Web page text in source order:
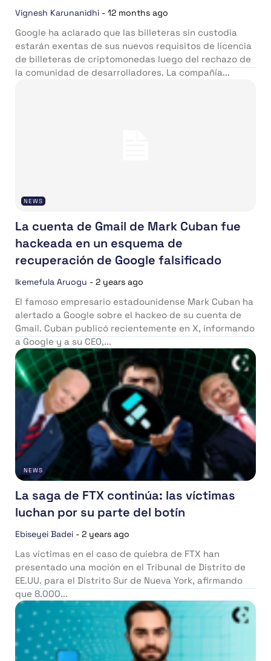
Vignesh Karunanidhi - 12 months ago
Google ha aclarado que las billeteras sin custodia
estarán exentas de sus nuevos requisitos de licencia
de billeteras de criptomonedas luego del rechazo de
la comunidad de desarrolladores. La compañía...
NEWS
La cuenta de Gmail de Mark Cuban fue
hackeada en un esquema de
recuperación de Google falsificado
Ikemefula Aruogu - 2 years ago
El famoso empresario estadounidense Mark Cuban ha
alertado a Google sobre el hackeo de su cuenta de
Gmail. Cuban publicó recientemente en X, informando
a Google y a su CEO,...
NEWS
La saga de FTX continúa: las víctimas
luchan por su parte del botín
Ebiseyei Badei - 2 years ago
Las víctimas en el caso de quiebra de FTX han
presentado una moción en el Tribunal de Distrito de
EE.UU. para el Distrito Sur de Nueva York, afirmando
que 8.000...